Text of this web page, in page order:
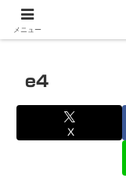
e4
X
メニュー